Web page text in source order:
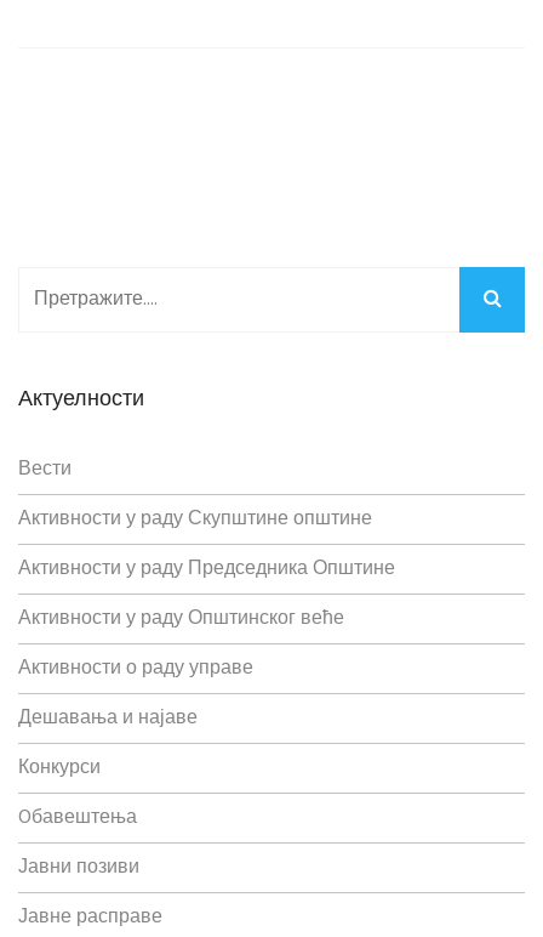
Актуелности
Вести
Активности у раду Скупштине општине
Активности у раду Председника Општине
Активности у раду Општинског веће
Активности о раду управе
Дешавања и најаве
Конкурси
Oбавештења
Јавни позиви
Јавне расправе